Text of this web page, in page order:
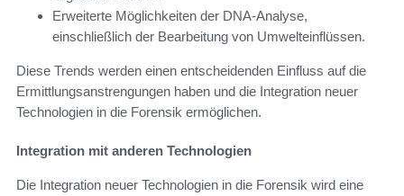
Erweiterte Möglichkeiten der DNA-Analyse,
einschließlich der Bearbeitung von Umwelteinflüssen.
Diese Trends werden einen entscheidenden Einfluss auf die
Ermittlungsanstrengungen haben und die Integration neuer
Technologien in die Forensik ermöglichen.
Integration mit anderen Technologien
Die Integration neuer Technologien in die Forensik wird eine